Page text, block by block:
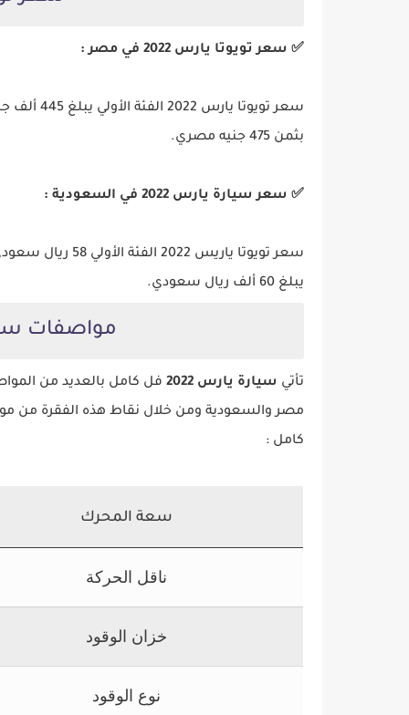
✅ سعر تويوتا يارس 2022 في مصر :
بثمن 475 جنيه مصري.
✅ سعر سيارة يارس 2022 في السعودية :
سعر تويوتا
يبلغ 60 ألف ريال سعودي.
مواصفات
تأتي سيارة يارس 2022 فل كامل بالعديد من
كامل :
سعة المحرك
ناقل الحركة
خزان الوقود
نوع الوقود